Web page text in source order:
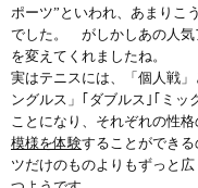
ポーツ”といわれ、あまりこ
でした。 がしかしあの人気
を変えてくれましたね。
実はテニスには、「個人戦
ングルス」｢ダブルス｣｢ミッ
ことになり、それぞれの性
模様を体験することができ
ツだけのものよりもずっと